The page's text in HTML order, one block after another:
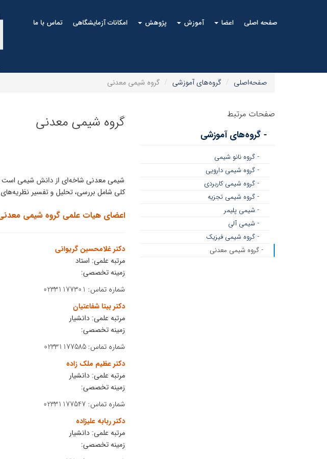
صفحه اصلی اعضا آموزش پژوهش امکانات آزمایشگاهی تماس با ما
صفحه‌اصلی گروه‌های آموزشی گروه شیمی معدنی
گروه شیمی معدنی
شیمی معدنی شاخه‌ای از دانش شیمی است
کلی شامل بررسی، تحلیل و تفسیر
اعضای هیات علمی گروه شیمی
دکتر غلامحسین گریوانی
مرتبه علمی: استاد
زمینه تخصصی:
شماره تماس: 02331177301
دکتر بیتا شفاعتیان
مرتبه علمی: دانشیار
زمینه تخصصی:
شماره تماس: 02331177585
دکتر عظیم ملک زاده
مرتبه علمی: دانشیار
زمینه تخصصی:
شماره تماس: 02331177547
دکتر ربابه علیزاده
مرتبه علمی: دانشیار
زمینه تخصصی:
صفحات مرتبط
- گروه‌های آموزشی
- گروه نانو شیمی
- گروه شیمی دارویی
- گروه شیمی کاربردی
- گروه شیمی تجزیه
- شیمی پلیمر
- شیمی آلی
- گروه شیمی فیزیک
- گروه شیمی معدنی